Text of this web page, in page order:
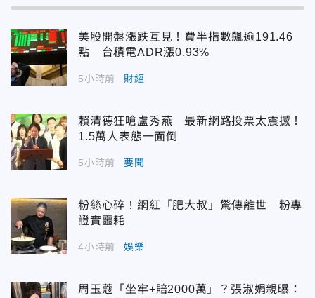
美股開盤漲跌互見！費半指數飆逾191.46
點 台積電ADR漲0.93%
5小時前 財經
賴清德狂嗆盧秀燕 最新網路投票太震撼！
1.5萬人表態一面倒
5小時前 要聞
粉絲心碎！網紅「肥大叔」驚傳離世 粉專
證實噩耗
4小時前 娛樂
周玉蔻「坐牢+賠2000萬」？張淑娟親曝：